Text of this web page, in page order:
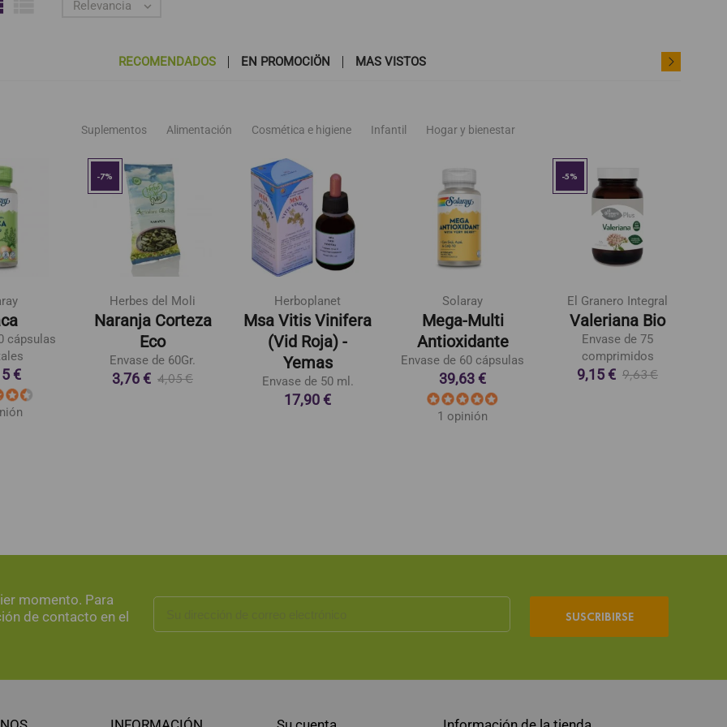
Relevancia 
RECOMENDADOS EN PROMOCIÖN MAS VISTOS
Suplementos Alimentación Cosmética e higiene Infantil Hogar y bienestar
cápsulas
€
-7%
Herbes del Moli
Naranja Corteza
Eco
Envase de 60Gr.
3,76 € 4,05 €
Herboplanet
Msa Vitis Vinifera
(Vid Roja) -
Yemas
Envase de 50 ml.
17,90 €
Solaray
Mega-Multi
Antioxidante
Envase de 60 cápsulas
39,63 €
1 opinión
-5%
El Granero Integral
Valeriana Bio
Envase de 75
comprimidos
9,15 € 9,63 €
momento. Para
de contacto en el
SUSCRIBIRSE